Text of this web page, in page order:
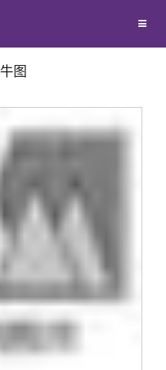
》
图